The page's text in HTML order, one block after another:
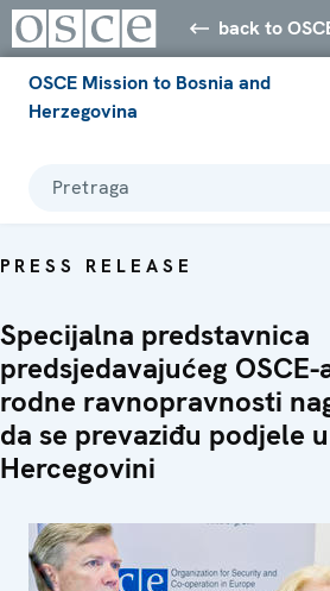
back to
OSCE Mission to Bosnia and
Herzegovina
Pretraga
PRESS RELEASE
Specijalna predstavnica
predsjedavajućeg
rodne ravnopravnosti
da se prevaziđu podjele
Hercegovini